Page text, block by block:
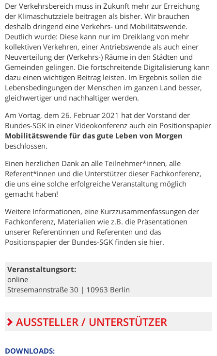
Der Verkehrsbereich muss in Zukunft mehr zur Erreichung
der Klimaschutzziele beitragen als bisher. Wir brauchen
deshalb dringend eine Verkehrs- und Mobilitätswende.
Deutlich wurde: Diese kann nur im Dreiklang von mehr
kollektiven Verkehren, einer Antriebswende als auch einer
Neuverteilung der (Verkehrs-) Räume in den Städten und
Gemeinden gelingen. Die fortschreitende Digitalisierung kann
dazu einen wichtigen Beitrag leisten. Im Ergebnis sollen die
Lebensbedingungen der Menschen im ganzen Land besser,
gleichwertiger und nachhaltiger werden.
Am Vortag, dem 26. Februar 2021 hat der Vorstand der
Bundes-SGK in einer Videokonferenz auch ein Positionspapier
Mobilitätswende für das gute Leben von Morgen
beschlossen.
Einen herzlichen Dank an alle Teilnehmer*innen, alle
Referent*innen und die Unterstützer dieser Fachkonferenz,
die uns eine solche erfolgreiche Veranstaltung möglich
gemacht haben!
Weitere Informationen, eine Kurzzusammenfassungen der
Fachkonferenz, Materialien wie z.B. die Präsentationen
unserer Referentinnen und Referenten und das
Positionspapier der Bundes-SGK finden sie hier.
Veranstaltungsort:
online
Stresemannstraße 30
10963 Berlin
AUSSTELLER / UNTERSTÜTZER
DOWNLOADS: